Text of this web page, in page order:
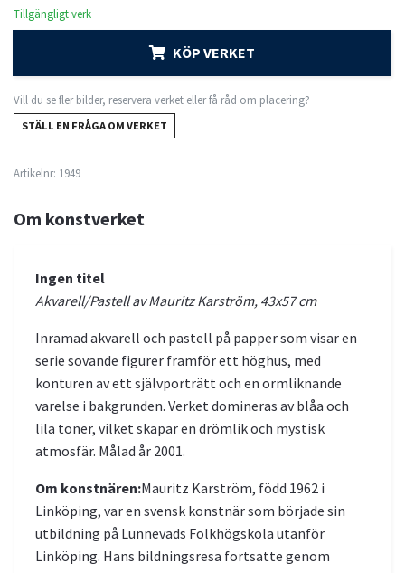
Tillgängligt verk
KÖP VERKET
Vill du se fler bilder, reservera verket eller få råd om placering?
STÄLL EN FRÅGA OM VERKET
Artikelnr: 1949
Om konstverket
Ingen titel
Akvarell/Pastell av Mauritz Karström, 43x57 cm
Inramad akvarell och pastell på papper som visar en
serie sovande figurer framför ett höghus, med
konturen av ett självporträtt och en ormliknande
varelse i bakgrunden. Verket domineras av blåa och
lila toner, vilket skapar en drömlik och mystisk
atmosfär. Målad år 2001.
Om konstnären:Mauritz Karström, född 1962 i
Linköping, var en svensk konstnär som började sin
utbildning på Lunnevads Folkhögskola utanför
Linköping. Hans bildningsresa fortsatte genom